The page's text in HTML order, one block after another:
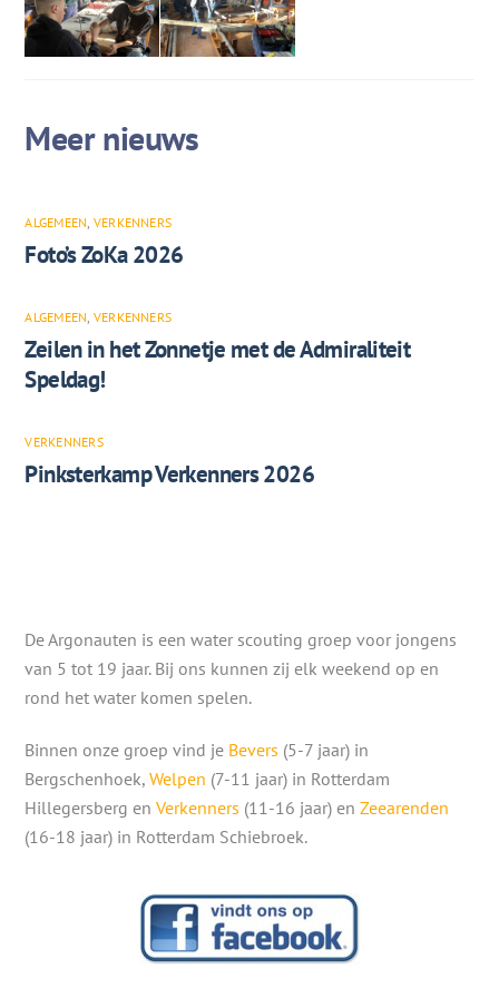
ALGEMEEN, VERKENNERS
Foto’s ZoKa 2026
ALGEMEEN, VERKENNERS
Zeilen in het Zonnetje met de Admiraliteit
Speldag!
VERKENNERS
Pinksterkamp Verkenners 2026
De Argonauten is een water scouting groep voor jongens
van 5 tot 19 jaar. Bij ons kunnen zij elk weekend op en
rond het water komen spelen.
Binnen onze groep vind je Bevers (5-7 jaar) in
Bergschenhoek,Welpen (7-11 jaar) in Rotterdam
Hillegersberg enVerkenners (11-16 jaar) enZeearenden
(16-18 jaar) in Rotterdam Schiebroek.